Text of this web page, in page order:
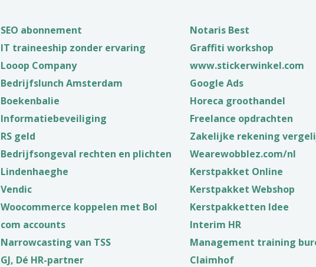
SEO abonnement
IT traineeship zonder ervaring
Looop Company
Bedrijfslunch Amsterdam
Boekenbalie
Informatiebeveiliging
RS geld
Bedrijfsongeval rechten en plichten
Lindenhaeghe
Vendic
Woocommerce koppelen met Bol
com accounts
Narrowcasting van TSS
GJ, Dé HR-partner
Notaris Best
Graffiti workshop
www.stickerwinkel.com
Google Ads
Horeca groothandel
Freelance opdrachten
Zakelijke rekening
Wearewobblez.com/nl
Kerstpakket Online
Kerstpakket Webshop
Kerstpakketten Idee
Interim HR
Management training
Claimhof